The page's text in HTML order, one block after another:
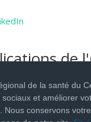
de la santé du
et améliorer
Nous conservons
de